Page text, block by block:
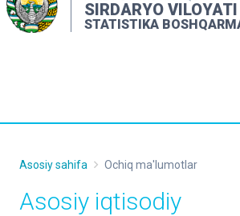
SIRDARYO VILOYATI
STATISTIKA
INTERAKTIV XIZMATLAR
MATBUOT XIZMATI
Asosiy sahifa Ochiq ma'lumotlar
Asosiy iqtisodiy